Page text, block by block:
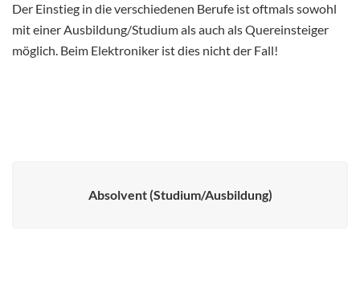
Der Einstieg in die verschiedenen Berufe ist oftmals sowohl
mit einer Ausbildung/Studium als auch als Quereinsteiger
möglich. Beim Elektroniker ist dies nicht der Fall!
Absolvent (Studium/Ausbildung)